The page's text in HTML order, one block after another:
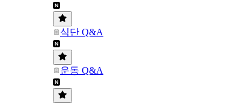
식단 Q&A
운동 Q&A